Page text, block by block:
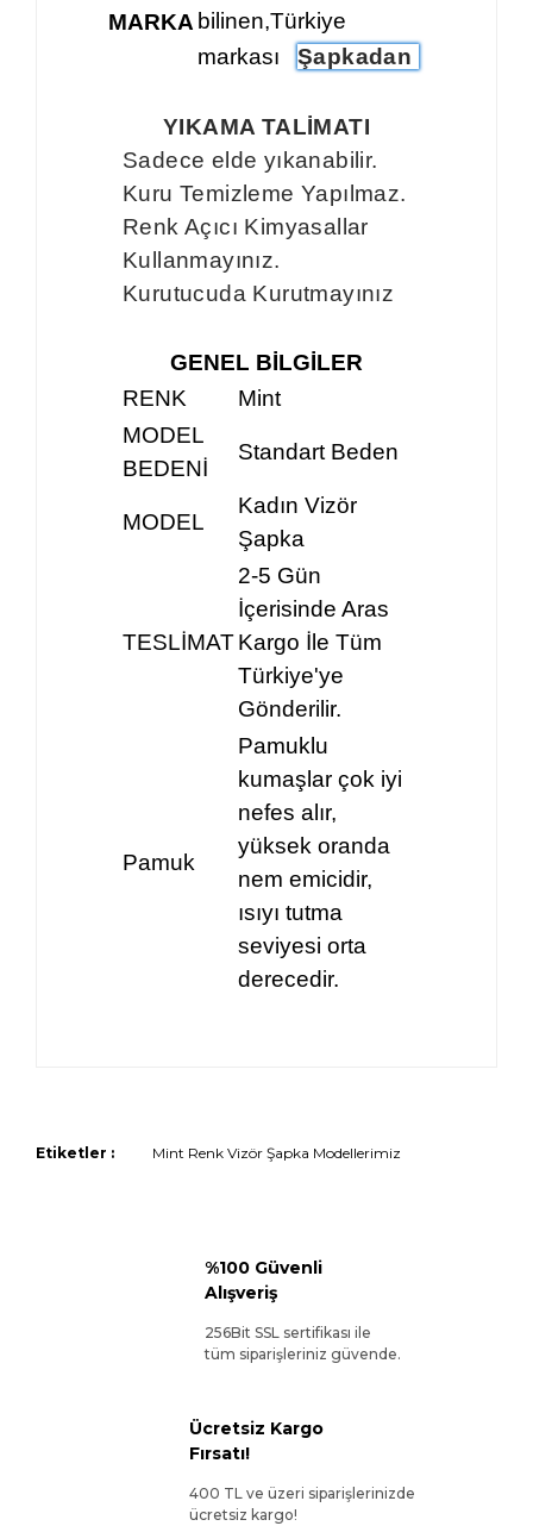
MARKA bilinen,Türkiye
markası
Şapkadan
YIKAMA TALİMATI
Sadece elde yıkanabilir.
Kuru Temizleme Yapılmaz.
Renk Açıcı Kimyasallar
Kullanmayınız.
Kurutucuda Kurutmayınız
GENEL BİLGİLER
RENK
Mint
MODEL
BEDENİ
Standart Beden
MODEL
Kadın Vizör
Şapka
TESLİMAT
2-5 Gün
İçerisinde Aras
Kargo İle Tüm
Türkiye'ye
Gönderilir.
Pamuk
Pamuklu
kumaşlar çok iyi
nefes alır,
yüksek oranda
nem emicidir,
ısıyı tutma
seviyesi orta
derecedir.
Etiketler : Mint Renk Vizör Şapka Modellerimiz
%100 Güvenli
Alışveriş
256Bit SSL sertifikası ile
tüm siparişleriniz güvende.
Ücretsiz Kargo
Fırsatı!
400 TL ve üzeri siparişlerinizde
ücretsiz kargo!